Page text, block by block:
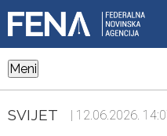
Meni
SVIJET | 12.06.2026.